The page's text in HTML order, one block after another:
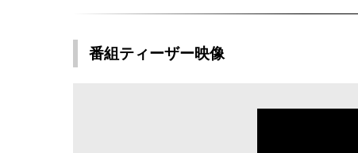
番組ティーザー映像